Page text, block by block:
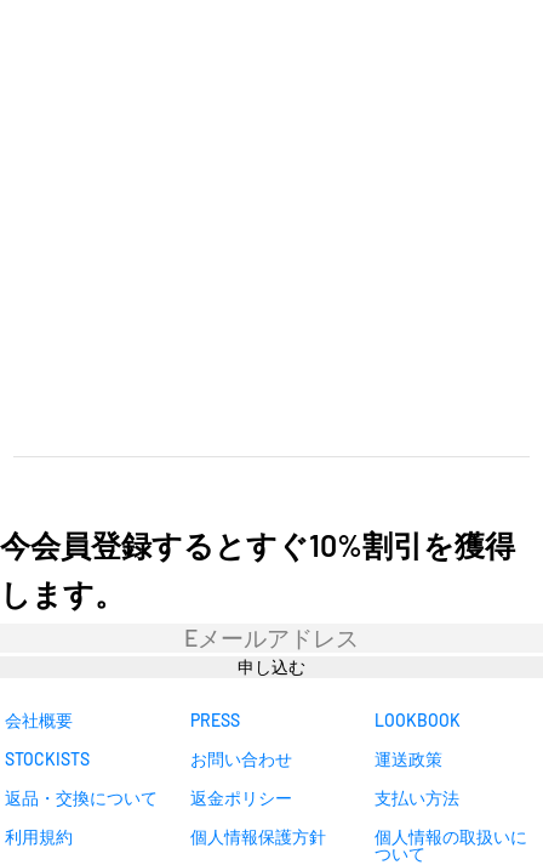
今会員登録するとすぐ10%割引を獲得
します。
ー
申し込む
会社概要 PRESS
LOOKBOOK
STOCKISTS
お問い合わせ
運送政策
返品・交換について
返金ポリシー
支払い方法
利用規約
個人情報保護方針
個人情報の取扱いに
ついて